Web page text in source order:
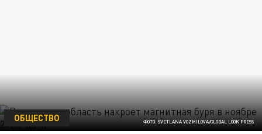
ФОТО: SVETLANA VOZMILOVA/GLOBAL LOOK PRESS
ОБЩЕСТВО